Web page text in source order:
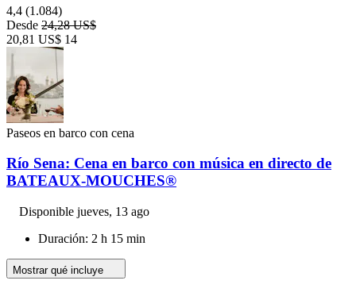
4,4 (1.084)
Desde 24,28 US$
20,81 US$ 14
Paseos en barco con cena
Río Sena: Cena en barco con música en directo de
BATEAUX-MOUCHES®
Disponible jueves, 13 ago
Duración: 2 h 15 min
Mostrar qué incluye